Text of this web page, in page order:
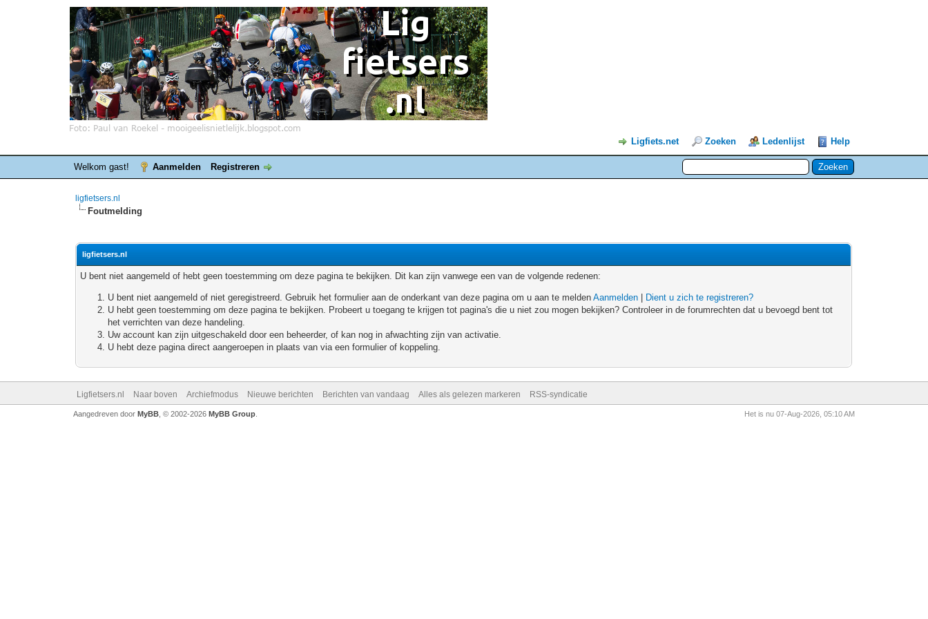
Ligfiets.net Zoeken Ledenlijst Help
Welkom gast! Aanmelden Registreren
ligfietsers.nl
Foutmelding
ligfietsers.nl
U bent niet aangemeld of hebt geen toestemming om deze pagina te bekijken. Dit kan zijn vanwege een van de volgende redenen:
U bent niet aangemeld of niet geregistreerd. Gebruik het formulier aan de onderkant van deze pagina om u aan te meldenAanmelden
Dient u zich te registreren?
U hebt geen toestemming om deze pagina te bekijken. Probeert u toegang te krijgen tot pagina's die u niet zou mogen bekijken? Controleer in de forumrechten dat u bevoegd bent tot
het verrichten van deze handeling.
Uw account kan zijn uitgeschakeld door een beheerder, of kan nog in afwachting zijn van activatie.
U hebt deze pagina direct aangeroepen in plaats van via een formulier of koppeling.
Ligfietsers.nl Naar boven Archiefmodus Nieuwe berichten Berichten van vandaag Alles als gelezen markeren RSS-syndicatie
Het is nu 07-Aug-2026, 05:10 AM
Aangedreven door MyBB, © 2002-2026 MyBB Group.